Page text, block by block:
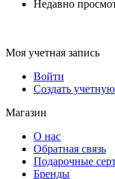
Недавно
Моя учетная запись
Войти
Создать
Магазин
О нас
Обратная связь
Подарочные
Бренды